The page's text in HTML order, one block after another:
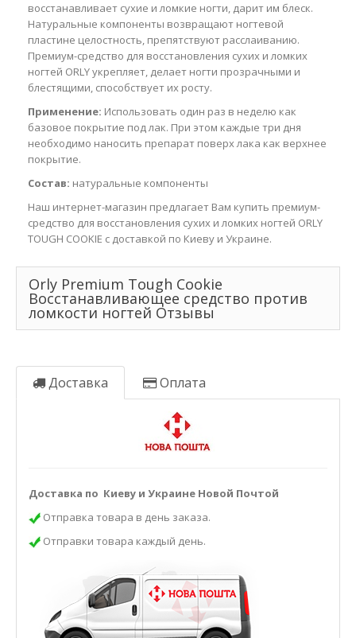
восстанавливает сухие и ломкие ногти, дарит им блеск.
Натуральные компоненты возвращают ногтевой
пластине целостность, препятствуют расслаиванию.
Премиум-средство для восстановления сухих и ломких
ногтей ORLY укрепляет, делает ногти прозрачными и
блестящими, способствует их росту.
Применение: Использовать один раз в неделю как
базовое покрытие под лак. При этом каждые три дня
необходимо наносить препарат поверх лака как верхнее
покрытие.
Состав: натуральные компоненты
Наш интернет-магазин предлагает Вам купить премиум-
средство для восстановления сухих и ломких ногтей ORLY
TOUGH COOKIE с доставкой по Киеву и Украине.
Orly Premium Tough Cookie
Восстанавливающее средство против
ломкости ногтей Отзывы
Доставка Оплата
Доставка по Киеву и Украине Новой Почтой
Отправка товара в день заказа.
Отправки товара каждый день.